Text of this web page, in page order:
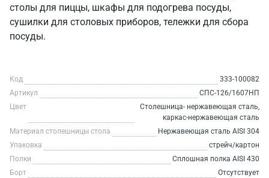
столы для пиццы, шкафы для подогрева посуды,
сушилки для столовых приборов, тележки для сбора
посуды.
Код
333-100082
Артикул
СПС-126/1607НП
Цвет
Столешница- нержавеющая сталь,
каркас-нержавеющая сталь
Материал столешницы стола
Нержавеющая сталь AISI 304
Упаковка
стрейч/картон
Полки
Сплошная полка AISI 430
Борт
Отсутствует